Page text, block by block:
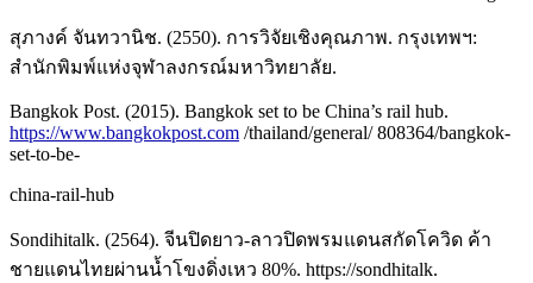
สุภางค์ จันทวานิช. (2550). การวิจัยเชิงคุณภาพ. กรุงเทพฯ:
สำนักพิมพ์แห่งจุฬาลงกรณ์มหาวิทยาลัย.
Bangkok Post. (2015). Bangkok set to be China’s rail hub.
https://www.bangkokpost.com /thailand/general/ 808364/bangkok-
set-to-be-
china-rail-hub
Sondihitalk. (2564). จีนปิดยาว-ลาวปิดพรมแดนสกัดโควิด ค้า
ชายแดนไทยผ่านน้ำโขงดิ่งเหว 80%. https://sondhitalk.